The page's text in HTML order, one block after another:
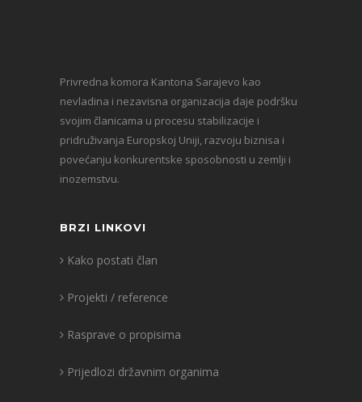
Privredna komora Kantona Sarajevo kao
nevladina i nezavisna organizacija daje podršku
svojim članicama u procesu stabilizacije i
pridruživanja Europskoj Uniji, razvoju biznisa i
povećanju konkurentske sposobnosti u zemlji i
inozemstvu.
BRZI LINKOVI
Kako postati član
Projekti / reference
Rasprave o propisima
Prijedlozi državnim organima